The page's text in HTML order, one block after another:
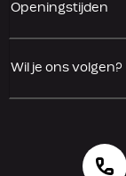
Openingstijden
Wil je ons volgen?